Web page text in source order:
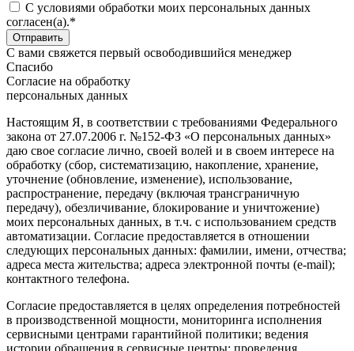
C условиями обработки моих персональных данных
согласен(а).*
С вами свяжется первый освободившийся менеджер
Спасибо
Согласие на обработку
персональных данных
Настоящим Я, в соответствии с требованиями Федерального
закона от 27.07.2006 г. №152-ФЗ «О персональных данных»
даю свое согласие лично, своей волей и в своем интересе на
обработку (сбор, систематизацию, накопление, хранение,
уточнение (обновление, изменение), использование,
распространение, передачу (включая трансграничную
передачу), обезличивание, блокирование и уничтожение)
моих персональных данных, в т.ч. с использованием средств
автоматизации. Согласие предоставляется в отношении
следующих персональных данных: фамилии, имени, отчества;
адреса места жительства; адреса электронной почты (e-mail);
контактного телефона.
Согласие предоставляется в целях определения потребностей
в производственной мощности, мониторинга исполнения
сервисными центрами гарантийной политики; ведения